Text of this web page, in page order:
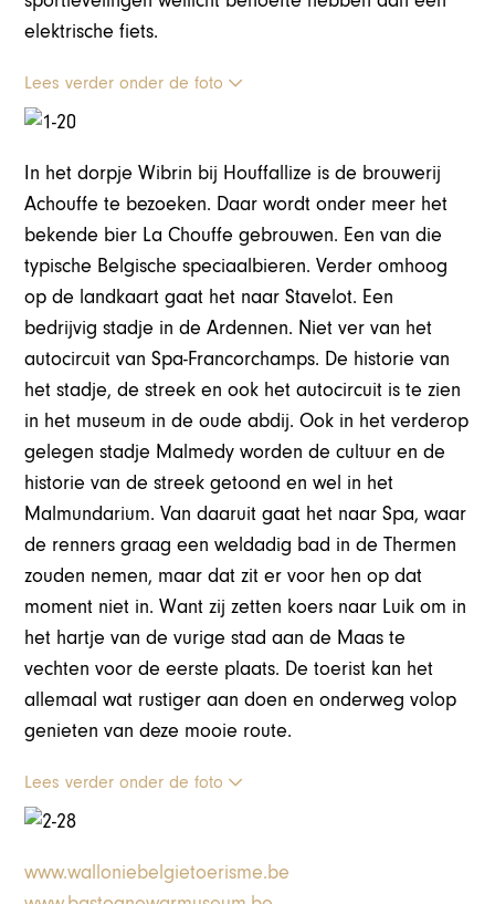
elektrische fiets.
Lees verder onder de foto
In het dorpje Wibrin bij Houffallize is de brouwerij
Achouffe te bezoeken. Daar wordt onder meer het
bekende bier La Chouffe gebrouwen. Een van die
typische Belgische speciaalbieren. Verder omhoog
op de landkaart gaat het naar Stavelot. Een
bedrijvig stadje in de Ardennen. Niet ver van het
autocircuit van Spa-Francorchamps. De historie van
het stadje, de streek en ook het autocircuit is te zien
in het museum in de oude abdij. Ook in het verderop
gelegen stadje Malmedy worden de cultuur en de
historie van de streek getoond en wel in het
Malmundarium. Van daaruit gaat het naar Spa, waar
de renners graag een weldadig bad in de Thermen
zouden nemen, maar dat zit er voor hen op dat
moment niet in. Want zij zetten koers naar Luik om in
het hartje van de vurige stad aan de Maas te
vechten voor de eerste plaats. De toerist kan het
allemaal wat rustiger aan doen en onderweg volop
genieten van deze mooie route.
Lees verder onder de foto
www.walloniebelgietoerisme.be